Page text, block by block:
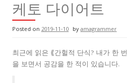
케토 다이어트
Posted on 2019-11-10 byamagrammer
최근에 읽은 ⟪간헐적 단식? 내가 한
을 보면서 공감을 한 적이 있습니다.